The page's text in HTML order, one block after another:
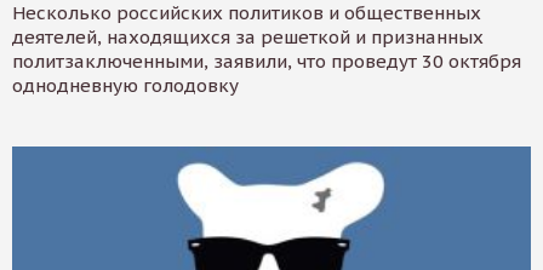
Несколько российских политиков и общественных
деятелей, находящихся за решеткой и признанных
политзаключенными, заявили, что проведут 30 октября
однодневную голодовку